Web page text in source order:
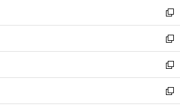
ィ
ン
ド
ウ
で
開
く
い
ウ
ィ
ン
ド
ウ
で
開
新
し
い
ウ
ィ
ン
ド
ウ
新
し
い
ウ
ィ
ン
新
し
い
ウ
新
し